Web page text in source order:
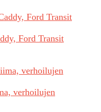
Ford Transit
verhoilujen